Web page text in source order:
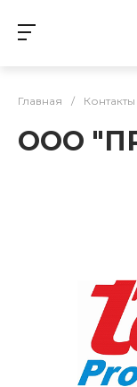
Главная / Контакты
ООО